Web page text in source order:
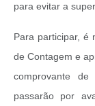
para evitar a
Para participar, é
de Contagem e
comprovante de
passarão por